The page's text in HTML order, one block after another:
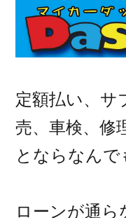
定額払い、サ
売、車検、修
とならなんで
ローンが通ら